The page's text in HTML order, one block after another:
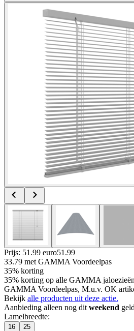
Prijs: 51.99 euro51 .99
33.79 met GAMMA Voordeelpas
35% korting
35% korting op alle GAMMA
GAMMA Voordeelpas, M.u.v. OK
Bekijk alle producten uit deze actie.
Aanbieding alleen nog dit weekend
Lamelbreedte:
16 25